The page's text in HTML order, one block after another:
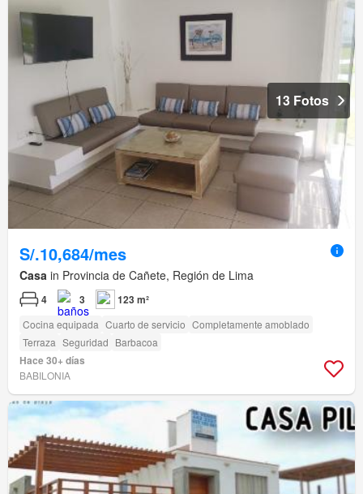
13 Fotos
S/.10,684/mes
Casa in Provincia de Cañete, Región de Lima
4 3 123 m²
Cocina equipada Cuarto de servicio Completamente amoblado
Terraza Seguridad Barbacoa
Hace 30+ días
BABILONIA